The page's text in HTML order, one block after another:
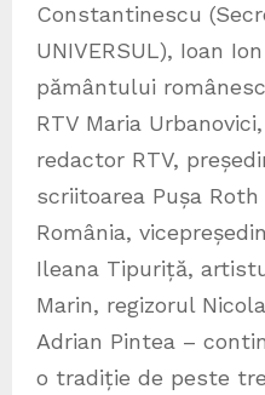
Constantinescu
UNIVERSUL), Ioan
pământului
RTV Maria
redactor RTV,
scriitoarea Pușa
România,
Ileana Tipuriță,
Marin, regizorul
Adrian Pintea –
o tradiție de peste